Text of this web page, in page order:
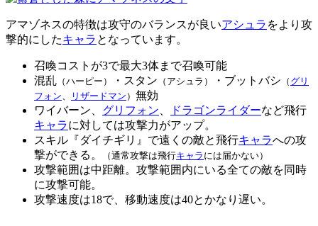
アマゾネスの特徴は攻守のバランスが良いアシュラ をより攻
撃的にしたキャラ となっています。
召喚コストが3で最大3体まで召喚可能
混乱 （ハーピー） ・スタン （アシュラ） ・ブットバシ （ グリ
フォン、 リザードマン ） 無効
ワイバーン、 グリフォン ドラゴンライダーなど飛行
キャラに対しては攻撃力がアップ。
スキル『ダイチギリ』で遠くの敵と飛行キャラへの攻
撃ができる。
（通常攻撃は飛行キャラ には届かない）
攻撃範囲は中距離。攻撃範囲内にいる全ての敵を同時
に攻撃可能。
攻撃速度は18で、移動速度は40とかなり遅い。